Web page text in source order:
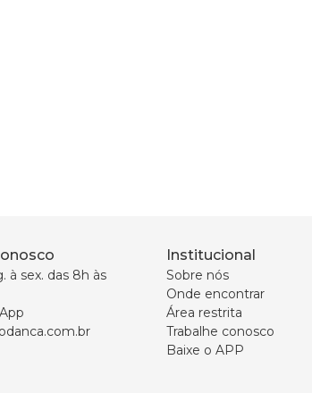
à sex. das 8h às
Institucional
Sobre nós
Onde encontrar
Área restrita
Trabalhe conosco
Baixe o APP